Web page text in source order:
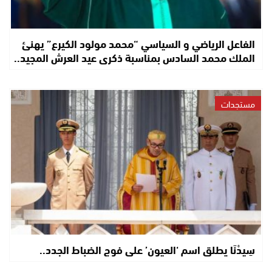
الفاعل الرياضي و السياسي “محمد مولود الكيرع” يهنئ
الملك محمد السادس بمناسبة ذكرى عيد العرش المجيد..
مستجدات
سِيدْنَا يطلق اسم ‘العيون’ على فوج الضباط الجدد..